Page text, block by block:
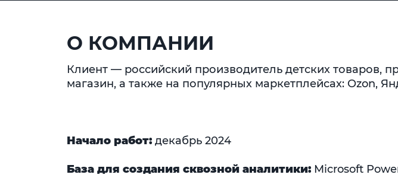
О КОМПАНИИ
Клиент — российский производитель детских товаров,
магазин, а также на популярных маркетплейсах: Ozon,
Начало работ: декабрь 2024
База для создания сквозной аналитики: Microsoft